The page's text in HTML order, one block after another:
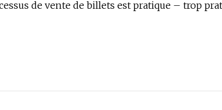
de vente de billets est pratique – trop